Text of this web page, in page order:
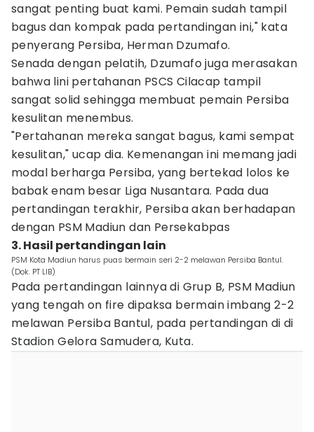
sangat penting buat kami. Pemain sudah tampil
bagus dan kompak pada pertandingan ini," kata
penyerang Persiba, Herman Dzumafo.
Senada dengan pelatih, Dzumafo juga merasakan
bahwa lini pertahanan PSCS Cilacap tampil
sangat solid sehingga membuat pemain Persiba
kesulitan menembus.
"Pertahanan mereka sangat bagus, kami sempat
kesulitan," ucap dia. Kemenangan ini memang jadi
modal berharga Persiba, yang bertekad lolos ke
babak enam besar Liga Nusantara. Pada dua
pertandingan terakhir, Persiba akan berhadapan
dengan PSM Madiun dan Persekabpas
3. Hasil pertandingan lain
PSM Kota Madiun harus puas bermain seri 2-2 melawan Persiba Bantul.
(Dok. PT LIB)
Pada pertandingan lainnya di Grup B, PSM Madiun
yang tengah on fire dipaksa bermain imbang 2-2
melawan Persiba Bantul, pada pertandingan di di
Stadion Gelora Samudera, Kuta.